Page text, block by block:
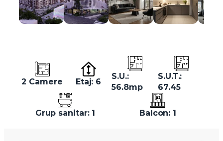
2 Camere Etaj: 6
S.U.:
56.8mp
S.U.T.:
67.45
Grup sanitar: 1 Balcon: 1